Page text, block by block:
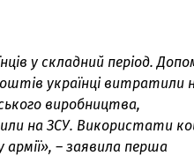
у складний період.
українці витратили
виробництва,
на ЗСУ. Використати
– заявила перша